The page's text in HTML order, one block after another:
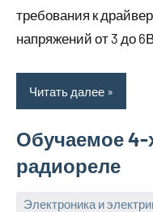
требования к
напряжений от 3 до
Читать далее
Обучаемое
радиореле
Электроника и